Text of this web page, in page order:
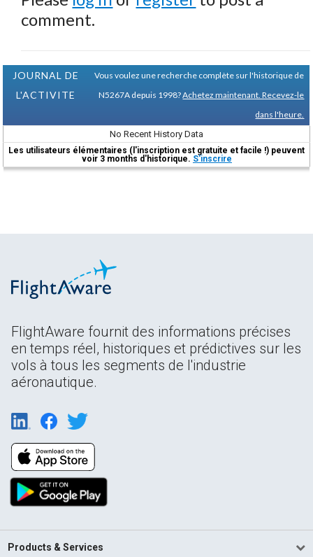
comment.
JOURNAL DE
L'ACTIVITE
Vous voulez une recherche complète sur l'historique de
N5267A depuis 1998?Achetez maintenant. Recevez-le
dans l'heure.
No Recent History Data
Les utilisateurs élémentaires (l'inscription est gratuite et facile !) peuvent
voir 3 months d'historique. S'inscrire
FlightAware fournit des informations précises
en temps réel, historiques et prédictives sur les
vols à tous les segments de l'industrie
aéronautique.
Products & Services